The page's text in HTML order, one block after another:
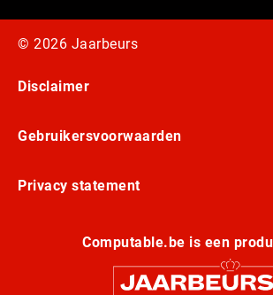
© 2026 Jaarbeurs
Disclaimer
Gebruikersvoorwaarden
Privacy statement
Computable.be is een